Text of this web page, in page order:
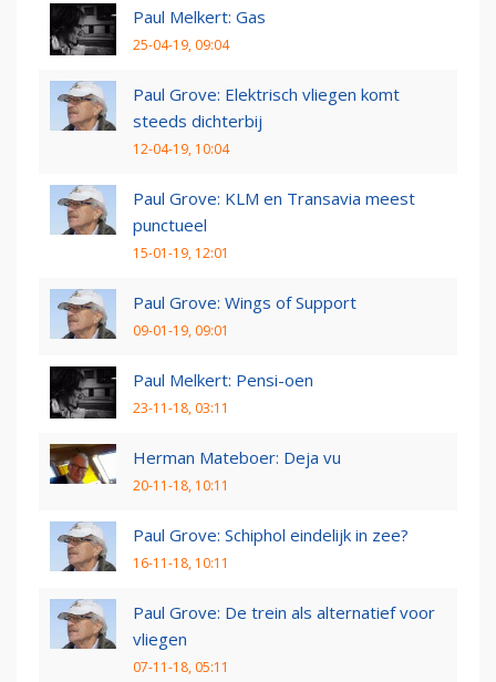
Paul Melkert: Gas
25-04-19, 09:04
Paul Grove: Elektrisch vliegen komt
steeds dichterbij
12-04-19, 10:04
Paul Grove: KLM en Transavia meest
punctueel
15-01-19, 12:01
Paul Grove: Wings of Support
09-01-19, 09:01
Paul Melkert: Pensi-oen
23-11-18, 03:11
Herman Mateboer: Deja vu
20-11-18, 10:11
Paul Grove: Schiphol eindelijk in zee?
16-11-18, 10:11
Paul Grove: De trein als alternatief voor
vliegen
07-11-18, 05:11